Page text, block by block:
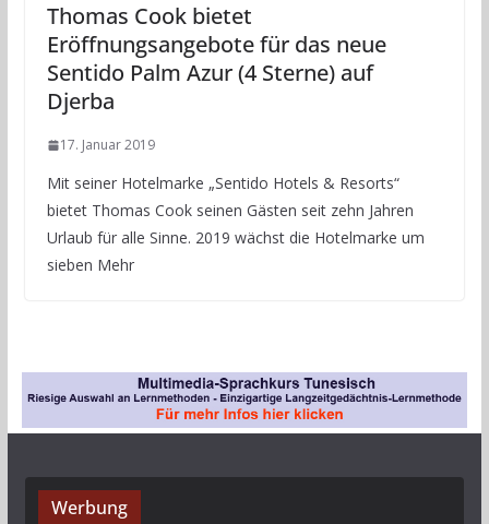
Thomas Cook bietet
Eröffnungsangebote für das neue
Sentido Palm Azur (4 Sterne) auf
Djerba
17. Januar 2019
Mit seiner Hotelmarke „Sentido Hotels & Resorts“
bietet Thomas Cook seinen Gästen seit zehn Jahren
Urlaub für alle Sinne. 2019 wächst die Hotelmarke um
sieben Mehr
Werbung